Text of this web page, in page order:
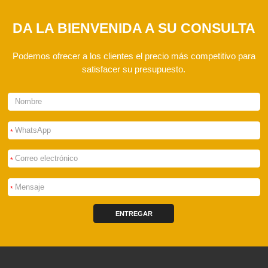
DA LA BIENVENIDA A SU CONSULTA
Podemos ofrecer a los clientes el precio más competitivo para
satisfacer su presupuesto.
*
*
*
ENTREGAR